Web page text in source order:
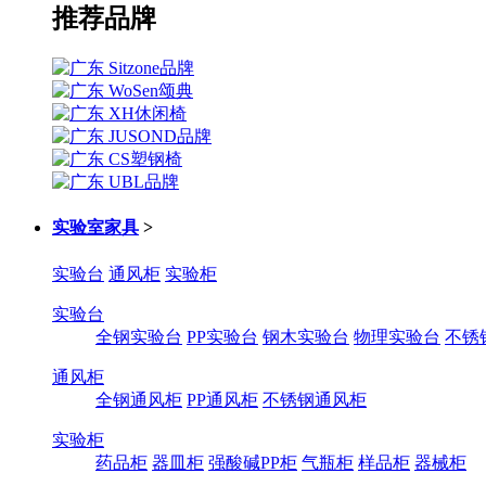
推荐品牌
实验室家具 >
实验台 通风柜 实验柜
实验台
全钢实验台 PP实验台 钢木实验台 物理实验台 不锈
通风柜
全钢通风柜 PP通风柜 不锈钢通风柜
实验柜
药品柜 器皿柜 强酸碱PP柜 气瓶柜 样品柜 器械柜